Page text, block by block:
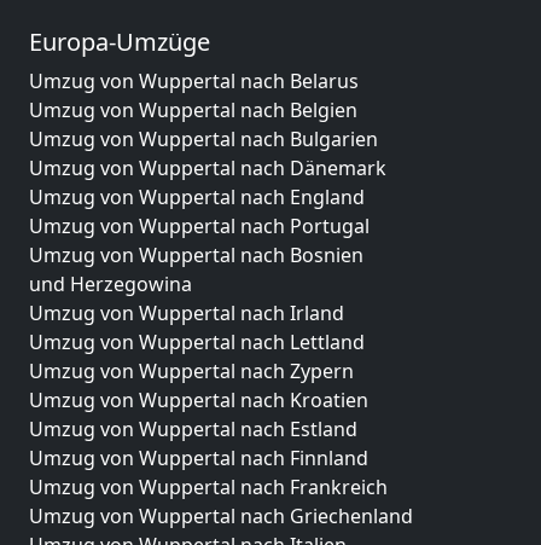
Europa-Umzüge
Umzug von Wuppertal nach Belarus
Umzug von Wuppertal nach Belgien
Umzug von Wuppertal nach Bulgarien
Umzug von Wuppertal nach Dänemark
Umzug von Wuppertal nach England
Umzug von Wuppertal nach Portugal
Umzug von Wuppertal nach Bosnien
und Herzegowina
Umzug von Wuppertal nach Irland
Umzug von Wuppertal nach Lettland
Umzug von Wuppertal nach Zypern
Umzug von Wuppertal nach Kroatien
Umzug von Wuppertal nach Estland
Umzug von Wuppertal nach Finnland
Umzug von Wuppertal nach Frankreich
Umzug von Wuppertal nach Griechenland